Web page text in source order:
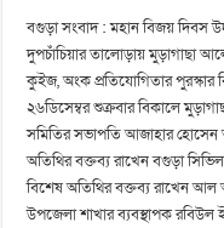
বগুড়া সংবাদ : মহান বিজয় দিবস
দুপচাঁচিয়ার তালোড়ায় মুড়াগাছা
কুইজ, অংক প্রতিযোগিতার পুরস্কার
২৬ডিসেম্বর শুক্রবার বিকালে
সমিতির সভাপতি আজাহার হোসেন
অতিথির বক্তব্য রাখেন বগুড়া
বিশেষ অতিথির বক্তব্য রাখেন আল
উপজেলা শাখার ব্যবস্থাপক রবিউল